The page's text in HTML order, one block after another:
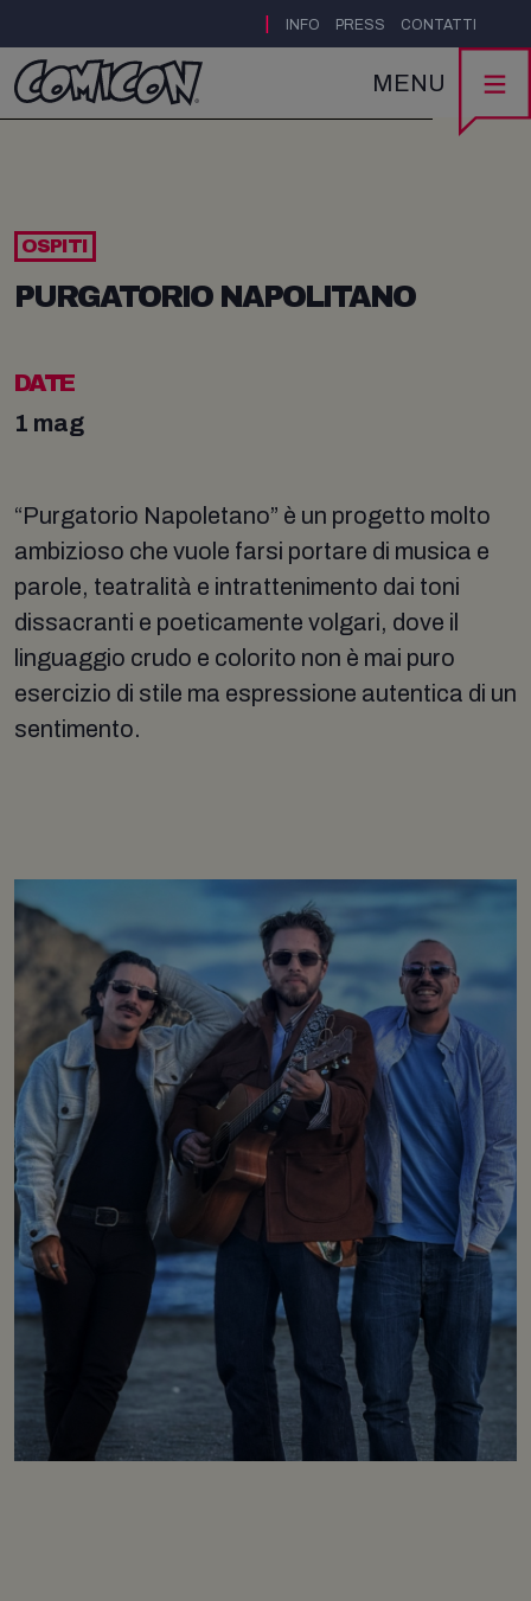
INFO PRESS CONTATTI
MENU
OSPITI
PURGATORIO NAPOLITANO
DATE
1 mag
“Purgatorio Napoletano” è un progetto molto
ambizioso che vuole farsi portare di musica e
parole, teatralità e intrattenimento dai toni
dissacranti e poeticamente volgari, dove il
linguaggio crudo e colorito non è mai puro
esercizio di stile ma espressione autentica di un
sentimento.